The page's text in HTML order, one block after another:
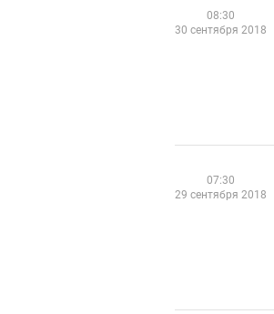
08:30
30 сентября 2018
07:30
29 сентября 2018